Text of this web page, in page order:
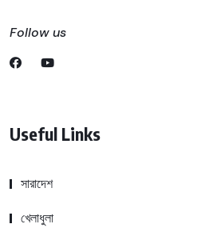
Follow us
Useful Links
সারাদেশ
খেলাধুলা